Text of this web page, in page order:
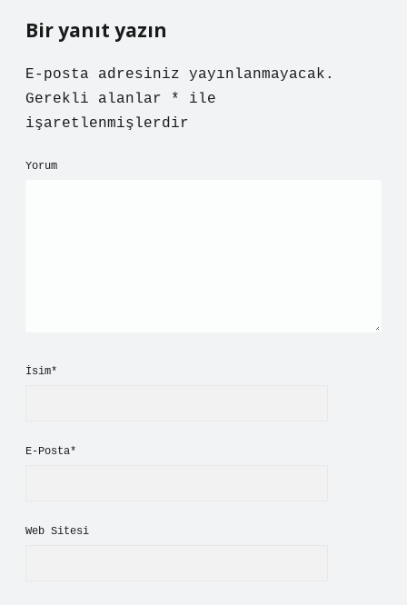
Bir yanıt yazın
E-posta adresiniz yayınlanmayacak.
Gerekli alanlar
*
ile
işaretlenmişlerdir
Yorum
İsim*
E-Posta*
Web Sitesi